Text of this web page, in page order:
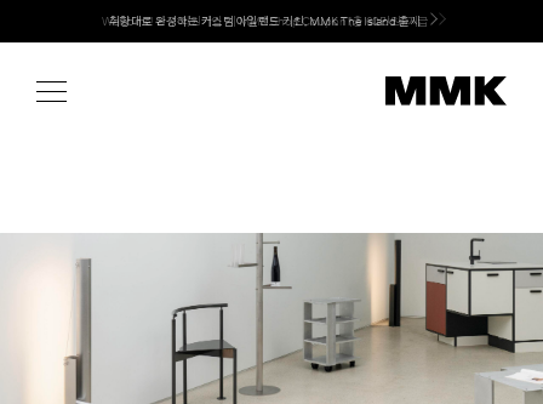
content
Welcome! 신규 회원가입 시 MMK Shop Coupon (총 60만원) 지급